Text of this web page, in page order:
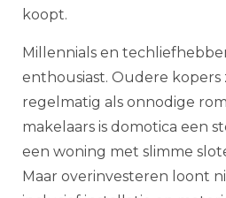
koopt.
Millennials en
enthousiast. Oudere kopers
regelmatig als onnodige
makelaars is domotica een
een woning met slimme
Maar overinvesteren loont